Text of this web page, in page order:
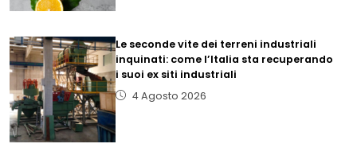
Le seconde vite dei terreni industriali
inquinati: come l’Italia sta recuperando
i suoi ex siti industriali
4 Agosto 2026